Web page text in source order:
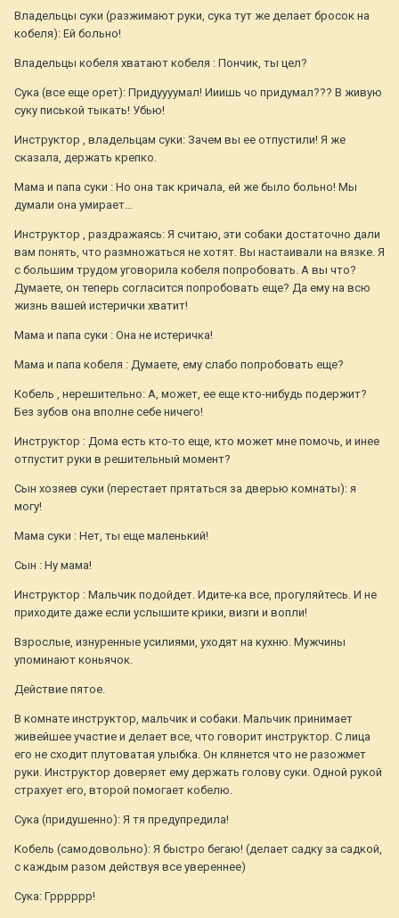
Владельцы суки (разжимают руки, сука тут же делает бросок на
кобеля): Ей больно!
Владельцы кобеля хватают кобеля : Пончик, ты цел?
Сука (все еще орет): Придуууумал! Ииишь чо придумал??? В живую
суку писькой тыкать! Убью!
Инструктор , владельцам суки: Зачем вы ее отпустили! Я же
сказала, держать крепко.
Мама и папа суки : Но она так кричала, ей же было больно! Мы
думали она умирает…
Инструктор , раздражаясь: Я считаю, эти собаки достаточно дали
вам понять, что размножаться не хотят. Вы настаивали на вязке. Я
с большим трудом уговорила кобеля попробовать. А вы что?
Думаете, он теперь согласится попробовать еще? Да ему на всю
жизнь вашей истерички хватит!
Мама и папа суки : Она не истеричка!
Мама и папа кобеля : Думаете, ему слабо попробовать еще?
Кобель , нерешительно: А, может, ее еще кто-нибудь подержит?
Без зубов она вполне себе ничего!
Инструктор : Дома есть кто-то еще, кто может мне помочь, и инее
отпустит руки в решительный момент?
Сын хозяев суки (перестает прятаться за дверью комнаты): я
могу!
Мама суки : Нет, ты еще маленький!
Сын : Ну мама!
Инструктор : Мальчик подойдет. Идите-ка все, прогуляйтесь. И не
приходите даже если услышите крики, визги и вопли!
Взрослые, изнуренные усилиями, уходят на кухню. Мужчины
упоминают коньячок.
Действие пятое.
В комнате инструктор, мальчик и собаки. Мальчик принимает
живейшее участие и делает все, что говорит инструктор. С лица
его не сходит плутоватая улыбка. Он клянется что не разожмет
руки. Инструктор доверяет ему держать голову суки. Одной рукой
страхует его, второй помогает кобелю.
Сука (придушенно): Я тя предупредила!
Кобель (самодовольно): Я быстро бегаю! (делает садку за садкой,
с каждым разом действуя все увереннее)
Сука: Грррррр!